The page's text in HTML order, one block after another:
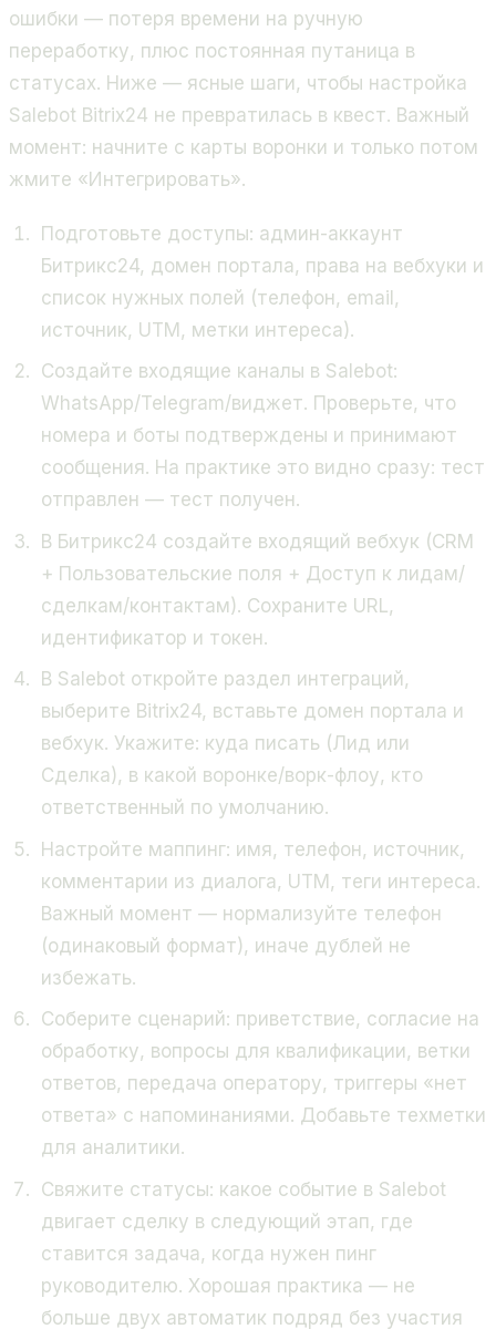
ошибки — потеря времени на ручную
переработку, плюс постоянная путаница в
статусах. Ниже — ясные шаги, чтобы настройка
Salebot Bitrix24 не превратилась в квест. Важный
момент: начните с карты воронки и только потом
жмите «Интегрировать».
Подготовьте доступы: админ-аккаунт
Битрикс24, домен портала, права на вебхуки и
список нужных полей (телефон, email,
источник, UTM, метки интереса).
Создайте входящие каналы в Salebot:
WhatsApp/Telegram/виджет. Проверьте, что
номера и боты подтверждены и принимают
сообщения. На практике это видно сразу: тест
отправлен — тест получен.
В Битрикс24 создайте входящий вебхук (CRM
+ Пользовательские поля + Доступ к лидам/
сделкам/контактам). Сохраните URL,
идентификатор и токен.
В Salebot откройте раздел интеграций,
выберите Bitrix24, вставьте домен портала и
вебхук. Укажите: куда писать (Лид или
Сделка), в какой воронке/ворк-флоу, кто
ответственный по умолчанию.
Настройте маппинг: имя, телефон, источник,
комментарии из диалога, UTM, теги интереса.
Важный момент — нормализуйте телефон
(одинаковый формат), иначе дублей не
избежать.
Соберите сценарий: приветствие, согласие на
обработку, вопросы для квалификации, ветки
ответов, передача оператору, триггеры «нет
ответа» с напоминаниями. Добавьте техметки
для аналитики.
Свяжите статусы: какое событие в Salebot
двигает сделку в следующий этап, где
ставится задача, когда нужен пинг
руководителю. Хорошая практика — не
больше двух автоматик подряд без участия